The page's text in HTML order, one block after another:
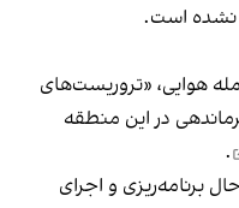
نشده است.
هوایی، «تروریست‌های
در این منطقه
.
برنامه‌ریزی و اجرای